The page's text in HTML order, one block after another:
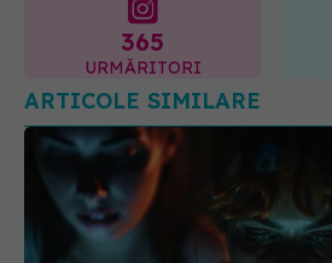
365
URMĂRITORI
ARTICOLE SIMILARE